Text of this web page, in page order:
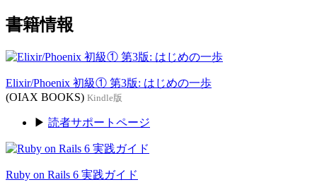
書籍情報
Elixir/Phoenix 初級① 第3版: はじめの一歩
(OIAX BOOKS) Kindle版
▶ 読者サポートページ
Ruby on Rails 6 実践ガイド